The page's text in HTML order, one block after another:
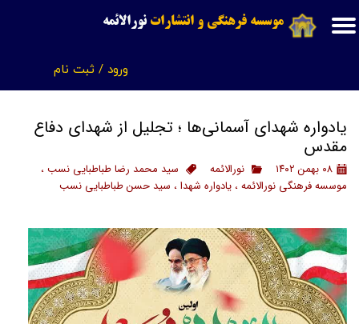
موسسه فرهنگی و انتشاراتنورالائمه
ورود / ثبت نام
حساب کاربری من
خروج از حساب کاربری
یادواره شهدای آسمانی‌ها ؛ تجلیل از شهدای دفاع
مقدس
۰۸ بهمن ۱۴۰۲ نورالائمه سید محمد رضا طباطبایی نسب،
موسسه فرهنگی نورالائمه، یادواره شهدا، سید حسن طباطبایی نسب